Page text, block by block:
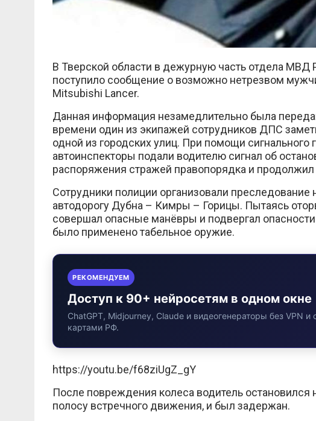
В Тверской области в дежурную часть отдела
поступило сообщение о возможно нетрезвом
Mitsubishi Lancer.
Данная информация незамедлительно была
времени один из экипажей сотрудников ДПС
одной из городских улиц. При помощи сигнального
автоинспекторы подали водителю сигнал об
распоряжения стражей правопорядка и
Сотрудники полиции организовали
автодорогу Дубна – Кимры – Горицы. Пытаясь
совершал опасные манёвры и подвергал
было применено табельное оружие.
РЕКОМЕНДУЕМ
Доступ к 90+ нейросетям в одном окне
ChatGPT, Midjourney, Claude и видеогенераторы без VPN и
картами РФ.
https://youtu.be/f68ziUgZ_gY
После повреждения колеса водитель
полосу встречного движения, и был задержан.